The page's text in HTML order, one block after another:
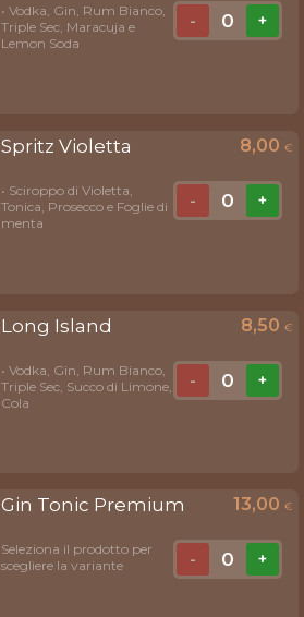
• Vodka, Gin, Rum Bianco,
Triple Sec, Maracuja e
Lemon Soda
- 0 +
Spritz Violetta 8,00 €
• Sciroppo di Violetta,
Tonica, Prosecco e Foglie di
menta
- 0 +
Long Island 8,50 €
• Vodka, Gin, Rum Bianco,
Triple Sec, Succo di Limone,
Cola
- 0 +
Gin Tonic Premium 13,00 €
Seleziona il prodotto per
scegliere la variante
- 0 +